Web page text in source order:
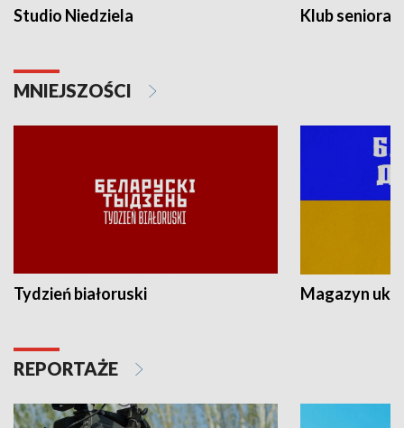
Studio Niedziela Klub seniora
MNIEJSZOŚCI
Tydzień białoruski Magazyn
REPORTAŻE